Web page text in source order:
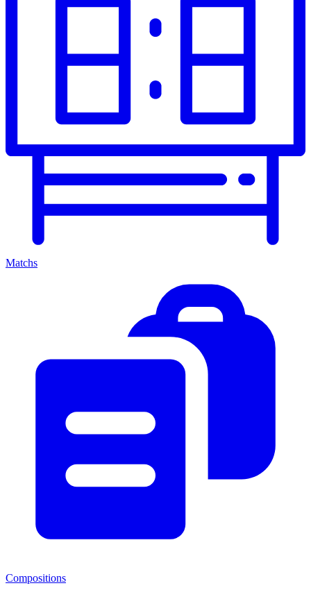
Matchs
Compositions